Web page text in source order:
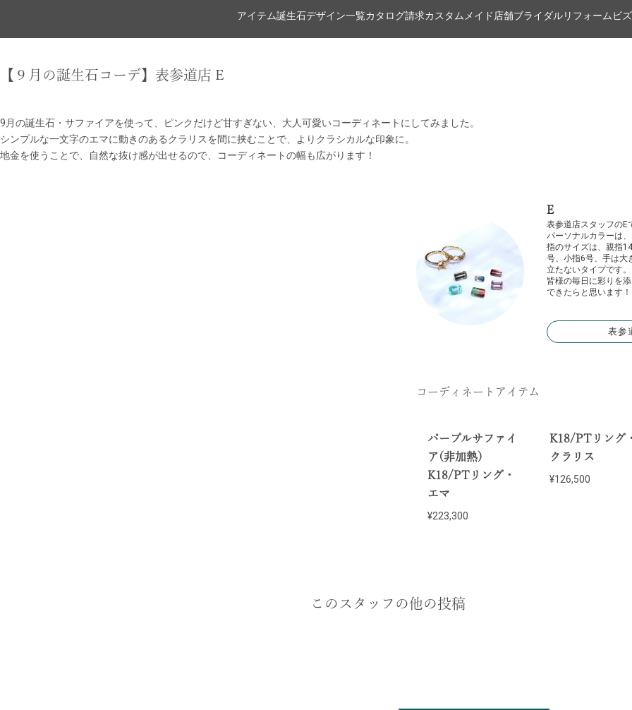
アイテム誕生石デザイン一覧カタログ請求カスタムメイド店舗ブライダルリフォームビ
【９月の誕生石コーデ】表参道店 E
9月の誕生石・サファイアを使って、ピンクだけど甘すぎない、大人可愛いコーディネートにしてみました。
シンプルな一文字のエマに動きのあるクラリスを間に挟むことで、よりクラシカルな印象に。
地金を使うことで、自然な抜け感が出せるので、コーディネートの幅も広がります！
E
表参道店スタッフのE
パーソナルカラーは
指のサイズは、親指
号、小指6号、手は大
立たないタイプです。
皆様の毎日に彩りを
できたらと思います！
表参
コーディネートアイテム
パープルサファイ
ア(非加熱)
K18/PTリング・
エマ
¥223,300
K18/PTリング・
クラリス
¥126,500
このスタッフの他の投稿